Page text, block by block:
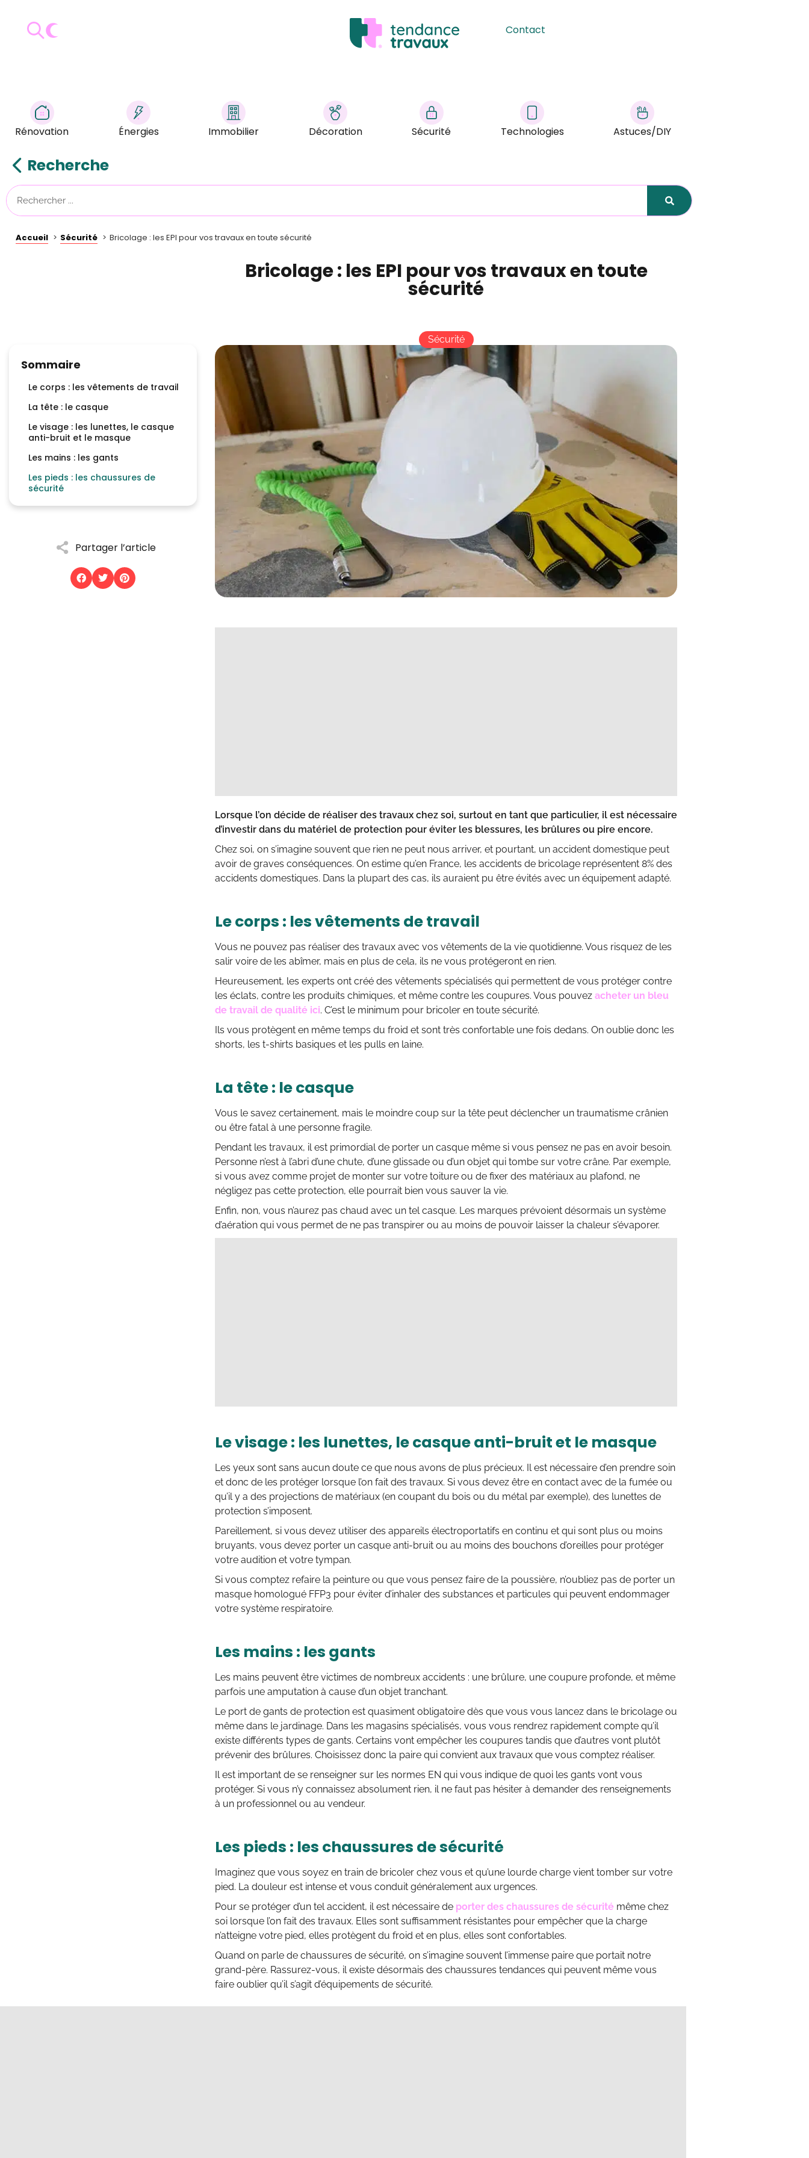
Contact
Rénovation Énergies Immobilier Décoration Sécurité Technologies Astuces/DIY
Recherche
Accueil Sécurité Bricolage : les EPI pour vos travaux en toute sécurité
Sommaire
Le corps : les vêtements de travail
La tête : le casque
Le visage : les lunettes, le casque
anti-bruit et le masque
Les mains : les gants
Les pieds : les chaussures de
sécurité
Partager l’article
Bricolage : les EPI pour vos travaux en toute
sécurité
Sécurité
Lorsque l’on décide de réaliser des travaux chez soi, surtout en tant que particulier, il est nécessaire
d’investir dans du matériel de protection pour éviter les blessures, les brûlures ou pire encore.
Chez soi, on s’imagine souvent que rien ne peut nous arriver, et pourtant, un accident domestique peut
avoir de graves conséquences. On estime qu’en France, les accidents de bricolage représentent 8% des
accidents domestiques. Dans la plupart des cas, ils auraient pu être évités avec un équipement adapté.
Le corps : les vêtements de travail
Vous ne pouvez pas réaliser des travaux avec vos vêtements de la vie quotidienne. Vous risquez de les
salir voire de les abîmer, mais en plus de cela, ils ne vous protégeront en rien.
Heureusement, les experts ont créé des vêtements spécialisés qui permettent de vous protéger contre
les éclats, contre les produits chimiques, et même contre les coupures. Vous pouvez acheter un bleu
de travail de qualité ici. C’est le minimum pour bricoler en toute sécurité.
Ils vous protègent en même temps du froid et sont très confortable une fois dedans. On oublie donc les
shorts, les t-shirts basiques et les pulls en laine.
La tête : le casque
Vous le savez certainement, mais le moindre coup sur la tête peut déclencher un traumatisme crânien
ou être fatal à une personne fragile.
Pendant les travaux, il est primordial de porter un casque même si vous pensez ne pas en avoir besoin.
Personne n’est à l’abri d’une chute, d’une glissade ou d’un objet qui tombe sur votre crâne. Par exemple,
si vous avez comme projet de monter sur votre toiture ou de fixer des matériaux au plafond, ne
négligez pas cette protection, elle pourrait bien vous sauver la vie.
Enfin, non, vous n’aurez pas chaud avec un tel casque. Les marques prévoient désormais un système
d’aération qui vous permet de ne pas transpirer ou au moins de pouvoir laisser la chaleur s’évaporer.
Le visage : les lunettes, le casque anti-bruit et le masque
Les yeux sont sans aucun doute ce que nous avons de plus précieux. Il est nécessaire d’en prendre soin
et donc de les protéger lorsque l’on fait des travaux. Si vous devez être en contact avec de la fumée ou
qu’il y a des projections de matériaux (en coupant du bois ou du métal par exemple), des lunettes de
protection s’imposent.
Pareillement, si vous devez utiliser des appareils électroportatifs en continu et qui sont plus ou moins
bruyants, vous devez porter un casque anti-bruit ou au moins des bouchons d’oreilles pour protéger
votre audition et votre tympan.
Si vous comptez refaire la peinture ou que vous pensez faire de la poussière, n’oubliez pas de porter un
masque homologué FFP3 pour éviter d’inhaler des substances et particules qui peuvent endommager
votre système respiratoire.
Les mains : les gants
Les mains peuvent être victimes de nombreux accidents : une brûlure, une coupure profonde, et même
parfois une amputation à cause d’un objet tranchant.
Le port de gants de protection est quasiment obligatoire dès que vous vous lancez dans le bricolage ou
même dans le jardinage. Dans les magasins spécialisés, vous vous rendrez rapidement compte qu’il
existe différents types de gants. Certains vont empêcher les coupures tandis que d’autres vont plutôt
prévenir des brûlures. Choisissez donc la paire qui convient aux travaux que vous comptez réaliser.
Il est important de se renseigner sur les normes EN qui vous indique de quoi les gants vont vous
protéger. Si vous n’y connaissez absolument rien, il ne faut pas hésiter à demander des renseignements
à un professionnel ou au vendeur.
Les pieds : les chaussures de sécurité
Imaginez que vous soyez en train de bricoler chez vous et qu’une lourde charge vient tomber sur votre
pied. La douleur est intense et vous conduit généralement aux urgences.
Pour se protéger d’un tel accident, il est nécessaire de porter des chaussures de sécurité même chez
soi lorsque l’on fait des travaux. Elles sont suffisamment résistantes pour empêcher que la charge
n’atteigne votre pied, elles protègent du froid et en plus, elles sont confortables.
Quand on parle de chaussures de sécurité, on s’imagine souvent l’immense paire que portait notre
grand-père. Rassurez-vous, il existe désormais des chaussures tendances qui peuvent même vous
faire oublier qu’il s’agit d’équipements de sécurité.